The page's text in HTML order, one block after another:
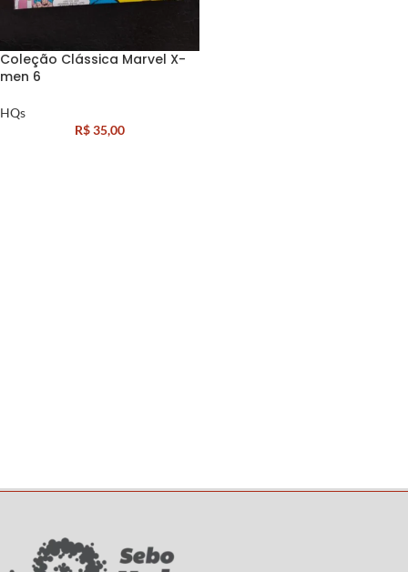
Coleção Clássica Marvel X-
men 6
HQs
R$35,00